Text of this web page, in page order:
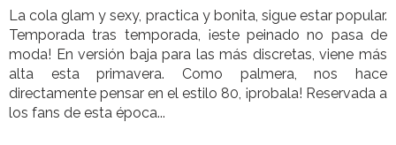
La cola glam y sexy, practica y bonita, sigue estar popular.
Temporada tras temporada, ¡este peinado no pasa de
moda! En versión baja para las más discretas, viene más
alta esta primavera. Como palmera, nos hace
directamente pensar en el estilo 80, ¡probala! Reservada a
los fans de esta época...